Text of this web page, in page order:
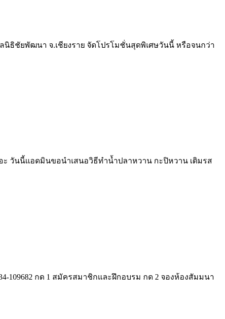
ธิชัยพัฒนา จ.เชียงราย จัดโปรโมชั่นสุดพิเศษวันนี้ หรือจนกว่า
ะ วันนี้แอดมินขอนำเสนอวิธีทำน้ำปลาหวาน กะปิหวาน เติมรส
กด 1 สมัครสมาชิกและฝึกอบรม กด 2 จองห้องสัมมนา